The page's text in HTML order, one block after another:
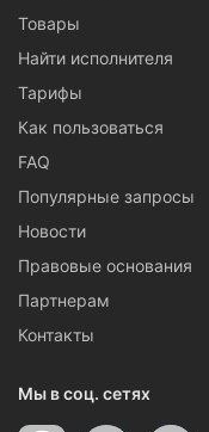
Товары
Найти исполнителя
Тарифы
Как пользоваться
FAQ
Популярные запросы
Новости
Правовые основания
Партнерам
Контакты
Мы в соц. сетях